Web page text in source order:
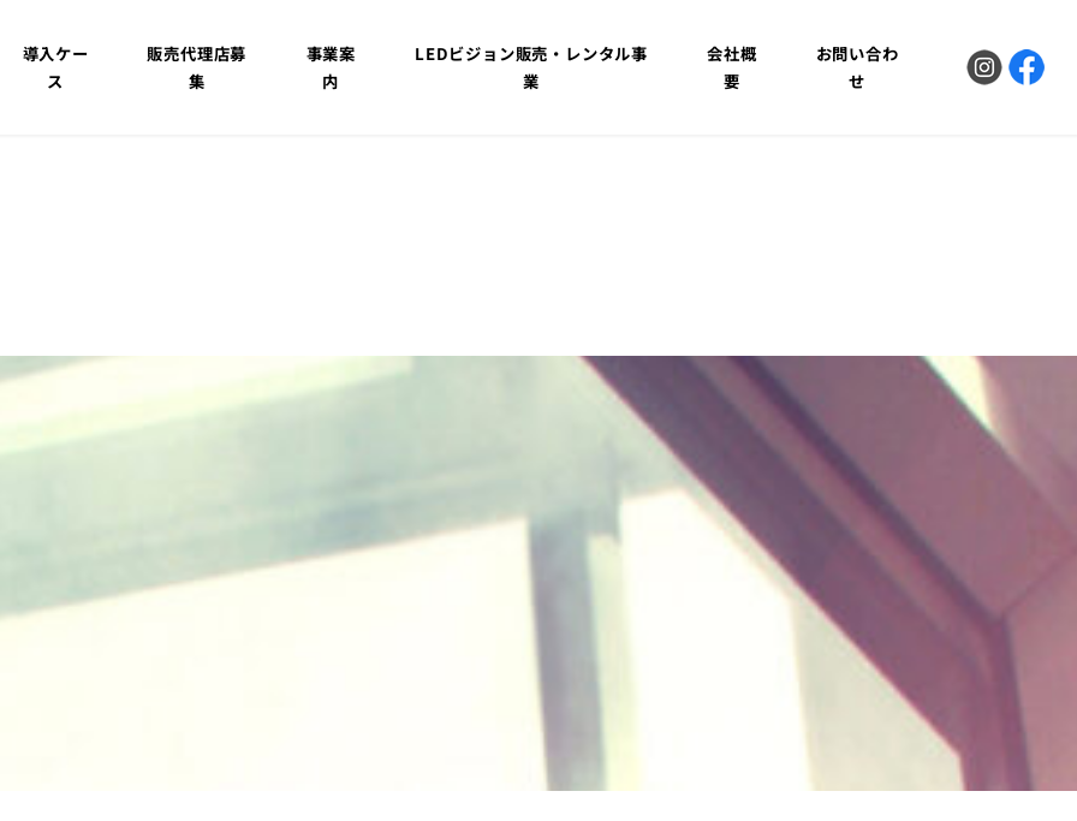
導入ケー
ス
販売代理店募
集
事業案
内
LEDビジョン販売・レンタル事
業
会社概
要
お問い合わ
せ